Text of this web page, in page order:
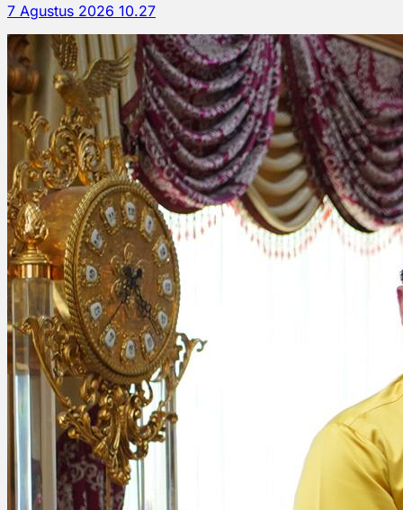
7 Agustus 2026 10.27